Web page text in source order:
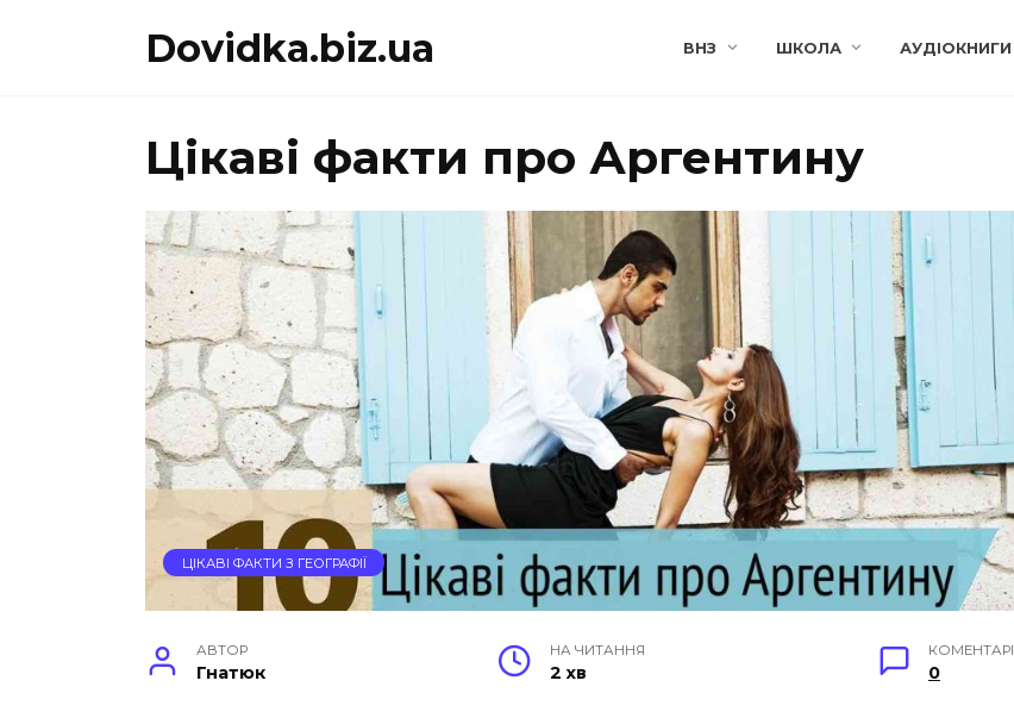
Dovidka.biz.ua ВНЗ ШКОЛА АУДІОКНИГИ
Цікаві факти про Аргентину
ЦІКАВІ ФАКТИ З ГЕОГРАФІЇ
АВТОР
Гнатюк
НА ЧИТАННЯ
2 хв
КОМЕНТАРІ
0